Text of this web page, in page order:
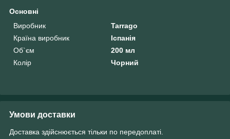
Основні
Виробник
Tarrago
Країна виробник
Іспанія
Об`єм
200 мл
Колір
Чорний
Умови доставки
Доставка здійснюється тільки по передоплаті.